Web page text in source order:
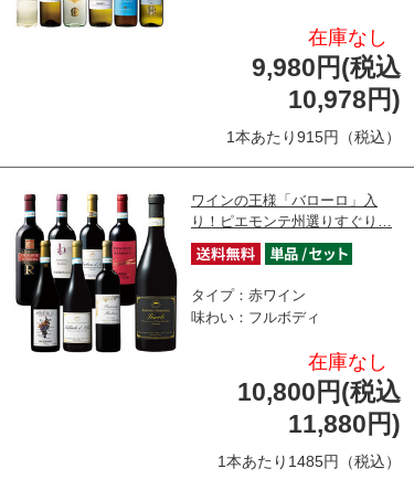
在庫なし
9,980円(税込
10,978円)
1本あたり915円（税込）
ワインの王様「バローロ」入
り！ピエモンテ州選りすぐり…
タイプ：赤ワイン
味わい：フルボディ
在庫なし
10,800円(税込
11,880円)
1本あたり1485円（税込）